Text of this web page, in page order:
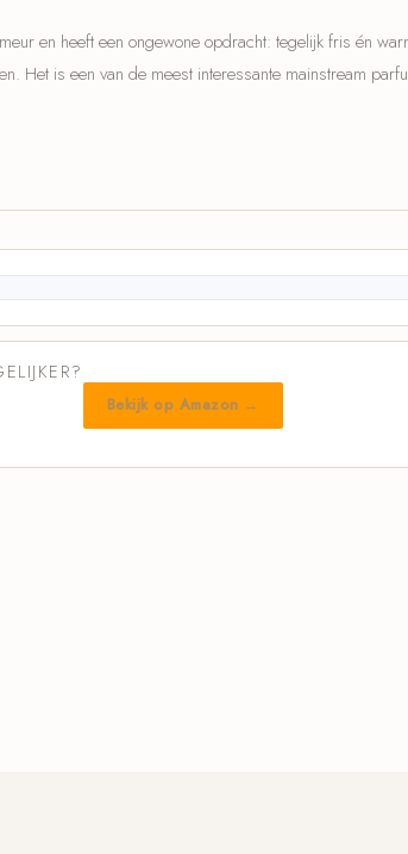
en heeft een ongewone opdracht: tegelijk fris én
Het is een van de meest interessante mainstream
Bekijk op Amazon →